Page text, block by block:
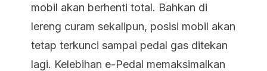
mobil akan berhenti total. Bahkan di
lereng curam sekalipun, posisi mobil akan
tetap terkunci sampai pedal gas ditekan
lagi. Kelebihan e-Pedal memaksimalkan